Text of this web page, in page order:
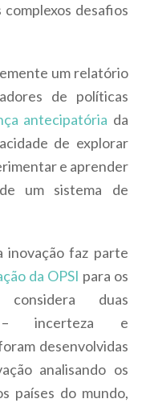
complexos desafios
um relatório
de políticas
antecipatória da
de explorar
e aprender
um sistema de
inovação faz parte
da OPSI para os
duas
– incerteza e
desenvolvidas
analisando os
países do mundo,